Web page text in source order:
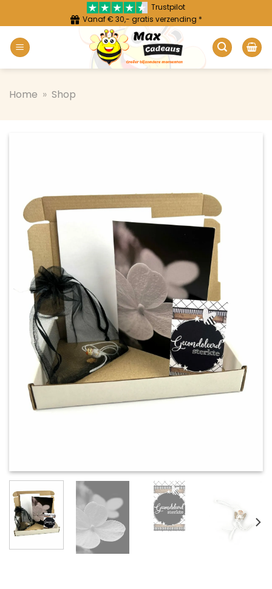
inhoud
Trustpilot
Vanaf € 30,- gratis verzending *
Home » Shop